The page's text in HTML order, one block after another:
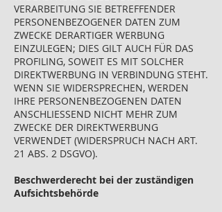
VERARBEITUNG SIE BETREFFENDER
PERSONENBEZOGENER DATEN ZUM
ZWECKE DERARTIGER WERBUNG
EINZULEGEN; DIES GILT AUCH FÜR DAS
PROFILING, SOWEIT ES MIT SOLCHER
DIREKTWERBUNG IN VERBINDUNG STEHT.
WENN SIE WIDERSPRECHEN, WERDEN
IHRE PERSONENBEZOGENEN DATEN
ANSCHLIESSEND NICHT MEHR ZUM
ZWECKE DER DIREKTWERBUNG
VERWENDET (WIDERSPRUCH NACH ART.
21 ABS. 2 DSGVO).
Beschwerderecht bei der zuständigen
Aufsichtsbehörde